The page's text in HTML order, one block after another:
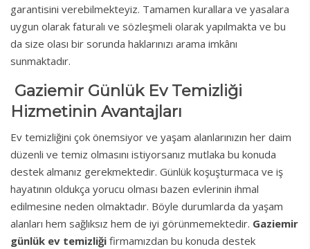
garantisini verebilmekteyiz. Tamamen kurallara ve yasalara
uygun olarak faturalı ve sözleşmeli olarak yapılmakta ve bu
da size olası bir sorunda haklarınızı arama imkânı
sunmaktadır.
Gaziemir Günlük Ev Temizliği
Hizmetinin Avantajları
Ev temizliğini çok önemsiyor ve yaşam alanlarınızın her daim
düzenli ve temiz olmasını istiyorsanız mutlaka bu konuda
destek almanız gerekmektedir. Günlük koşuşturmaca ve iş
hayatının oldukça yorucu olması bazen evlerinin ihmal
edilmesine neden olmaktadır. Böyle durumlarda da yaşam
alanları hem sağlıksız hem de iyi görünmemektedir. Gaziemir
günlük ev temizliği firmamızdan bu konuda destek